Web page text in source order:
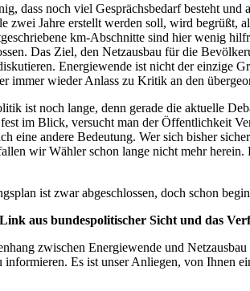
dass noch viel Gesprächsbedarf besteht
zwei Jahre erstellt werden soll, wird
km-Abschnitte sind hier wenig
Das Ziel, den Netzausbau für die
Energiewende ist nicht der einzige
immer wieder Anlass zu Kritik an den
ist noch lange, denn gerade die aktuelle
im Blick, versucht man der Öffentlichkeit
eine andere Bedeutung. Wer sich bisher
wir Wähler schon lange nicht mehr
ist zwar abgeschlossen, doch schon
aus bundespolitischer Sicht und das
zwischen Energiewende und
informieren. Es ist unser Anliegen, von Ihnen